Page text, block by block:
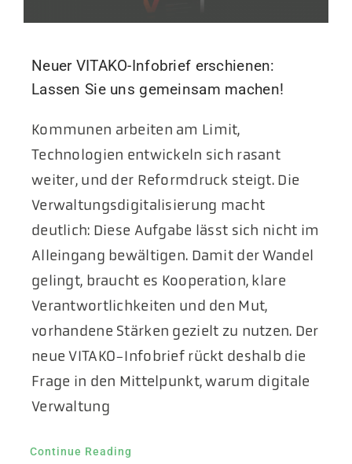
Neuer VITAKO-Infobrief erschienen:
Lassen Sie uns gemeinsam machen!
Kommunen arbeiten am Limit,
Technologien entwickeln sich rasant
weiter, und der Reformdruck steigt. Die
Verwaltungsdigitalisierung macht
deutlich: Diese Aufgabe lässt sich nicht im
Alleingang bewältigen. Damit der Wandel
gelingt, braucht es Kooperation, klare
Verantwortlichkeiten und den Mut,
vorhandene Stärken gezielt zu nutzen. Der
neue VITAKO-Infobrief rückt deshalb die
Frage in den Mittelpunkt, warum digitale
Verwaltung
Continue Reading